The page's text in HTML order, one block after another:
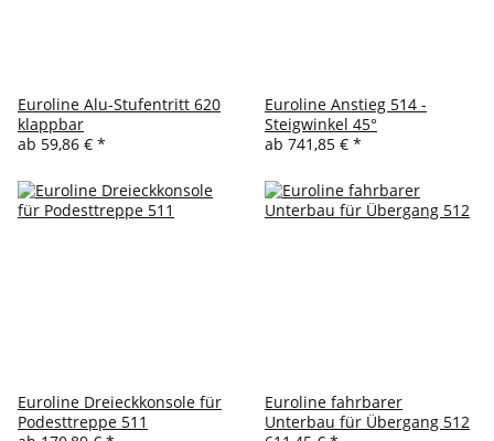
Euroline Alu-Stufentritt 620
klappbar
ab 59,86 € *
Euroline Anstieg 514 -
Steigwinkel 45°
ab 741,85 € *
Euroline Dreieckkonsole für
Podesttreppe 511
Euroline fahrbarer
Unterbau für Übergang 512